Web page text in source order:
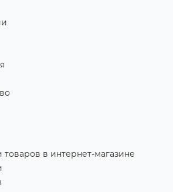
товаров в интернет-магазине